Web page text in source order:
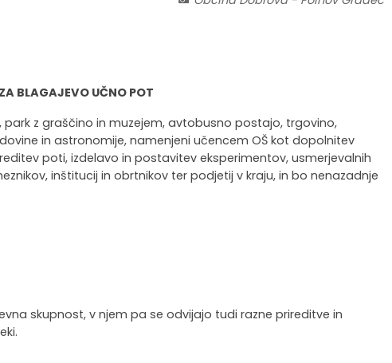
BLAGAJEVO UČNO POT
z graščino in muzejem, avtobusno postajo, trgovino,
in astronomije, namenjeni učencem OŠ kot dopolnitev
poti, izdelavo in postavitev eksperimentov, usmerjevalnih
inštitucij in obrtnikov ter podjetij v kraju, in bo nenazadnje
skupnost, v njem pa se odvijajo tudi razne prireditve in